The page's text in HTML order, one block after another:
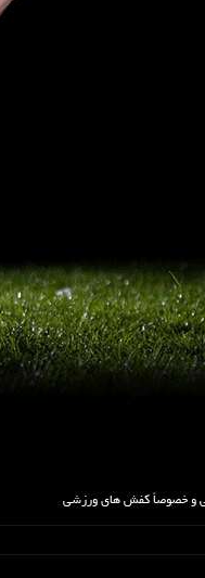
و خصوصاً کفش های ورزشی